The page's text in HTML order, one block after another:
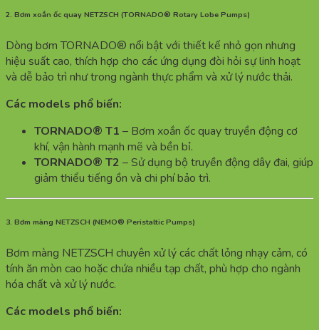
2. Bơm xoắn ốc quay NETZSCH (TORNADO® Rotary Lobe Pumps)
Dòng bơm TORNADO® nổi bật với thiết kế nhỏ gọn nhưng
hiệu suất cao, thích hợp cho các ứng dụng đòi hỏi sự linh hoạt
và dễ bảo trì như trong ngành thực phẩm và xử lý nước thải.
Các models phổ biến:
TORNADO® T1 – Bơm xoắn ốc quay truyền động cơ
khí, vận hành mạnh mẽ và bền bỉ.
TORNADO® T2 – Sử dụng bộ truyền động dây đai, giúp
giảm thiểu tiếng ồn và chi phí bảo trì.
3. Bơm màng NETZSCH (NEMO® Peristaltic Pumps)
Bơm màng NETZSCH chuyên xử lý các chất lỏng nhạy cảm, có
tính ăn mòn cao hoặc chứa nhiều tạp chất, phù hợp cho ngành
hóa chất và xử lý nước.
Các models phổ biến: